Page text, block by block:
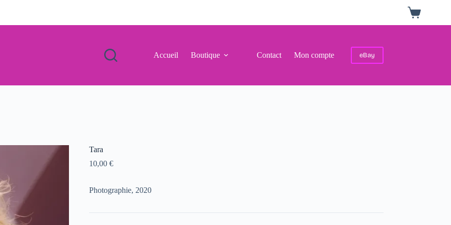
Panier
d’achat
Accueil Boutique Contact Mon compte eBay
Tara
10,00 €
Photographie, 2020